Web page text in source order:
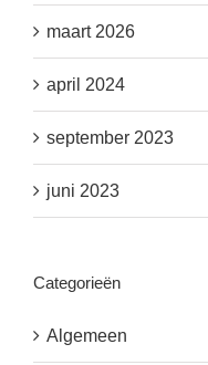
maart 2026
april 2024
september 2023
juni 2023
Categorieën
Algemeen